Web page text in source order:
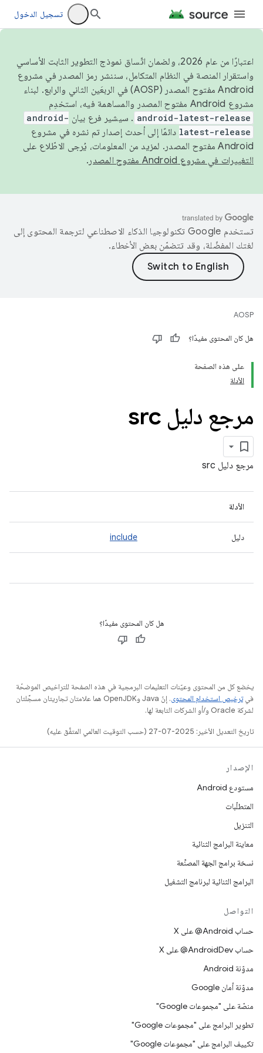
تسجيل الدخول
اعتبارًا من عام 2026، ولضمان اتّساق نموذج التطوير الثابت الأساسي
واستقرار المنصة في النظام المتكامل، سننشر رمز المصدر في مشروع
Android مفتوح المصدر (AOSP) في الربعَين الثاني والرابع. لبناء
مشروع Android مفتوح المصدر والمساهمة فيه، استخدِم
android-latest-release . سيشير فرع بيان android-
latest-release دائمًا إلى أحدث إصدار تم نشره في مشروع
Android مفتوح المصدر. لمزيد من المعلومات، يُرجى الاطّلاع على
التغييرات في مشروع Android مفتوح المصدر
.
تستخدم Google تكنولوجيا الذكاء الاصطناعي لترجمة المحتوى إلى
لغتك المفضّلة، وقد تتضمّن بعض الأخطاء.
AOSP
هل كان المحتوى مفيدًا؟
على هذه الصفحة
الأدلة
مرجع دليل src
مرجع دليل src
الأدلة
دليل include
هل كان المحتوى مفيدًا؟
يخضع كل من المحتوى وعيّنات التعليمات البرمجية في هذه الصفحة للتراخيص الموضحّة
فيترخيص استخدام المحتوى
. إنّ Java وOpenJDK هما علامتان تجاريتان مسجَّلتان
لشركة Oracle و/أو الشركات التابعة لها.
تاريخ التعديل الأخير: 2025-07-27 (حسب التوقيت العالمي المتفَّق عليه)
الإصدار
مستودع Android
المتطلّبات
التنزيل
معاينة البرامج الثنائية
نسخة برامج الجهة المصنِّعة
البرامج الثنائية لبرنامج التشغيل
التواصل
حساب ‎@Android على X
حساب ‎@AndroidDev على X
مدوّنة Android
مدوّنة أمان Google
منصّة على "مجموعات Google"
تطوير البرامج على "مجموعات Google"
تكييف البرامج على "مجموعات Google"